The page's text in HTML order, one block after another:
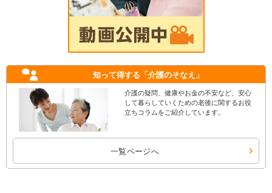
知って得する 「介護のそなえ」
介護の疑問、健康やお金の不安など、安心
して暮らしていくための老後に関するお役
立ちコラムをご紹介しています。
一覧ページへ